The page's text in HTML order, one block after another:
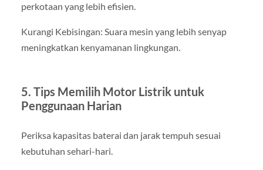
perkotaan yang lebih efisien.
Kurangi Kebisingan: Suara mesin yang lebih senyap
meningkatkan kenyamanan lingkungan.
5. Tips Memilih Motor Listrik untuk
Penggunaan Harian
Periksa kapasitas baterai dan jarak tempuh sesuai
kebutuhan sehari-hari.